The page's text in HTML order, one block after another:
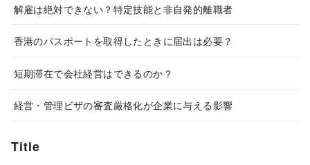
解雇は絶対できない？特定技能と非自発的離職者
香港のパスポートを取得したときに届出は必要？
短期滞在で会社経営はできるのか？
経営・管理ビザの審査厳格化が企業に与える影響
Title